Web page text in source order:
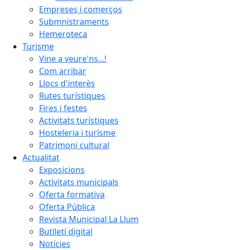
Empreses i comerços
Submnistraments
Hemeroteca
Turisme
Vine a veure'ns...!
Com arribar
Llocs d'interès
Rutes turístiques
Fires i festes
Activitats turístiques
Hosteleria i turísme
Patrimoni cultural
Actualitat
Exposicions
Activitats municipals
Oferta formativa
Oferta Pública
Revista Municipal La Llum
Butlletí digital
Notícies